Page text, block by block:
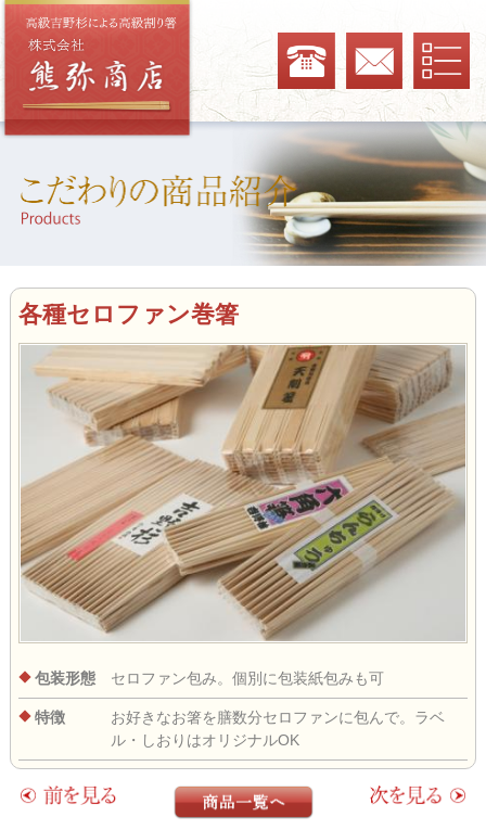
各種セロファン巻箸
包装形態 セロファン包み。個別に包装紙包みも可
特徴
お好きなお箸を膳数分セロファンに包んで。ラベ
ル・しおりはオリジナルOK